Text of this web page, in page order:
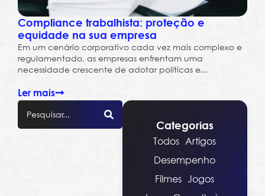
Compliance trabalhista: proteção e
equidade na sua empresa
Em um cenário corporativo cada vez mais complexo e
regulamentado, as empresas enfrentam uma
necessidade crescente de adotar políticas e...
Ler mais
Categorias
Artigos
Desempenho
Filmes Jogos
Todos